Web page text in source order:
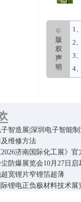
©
版
权
声
明
1
2
3
4
子智造展|深圳电子智能
维修方法
济南国际化工展》官
防爆展览会10月27日启
宽锂片窄锂箔超薄
际锂电正负极材料技术展